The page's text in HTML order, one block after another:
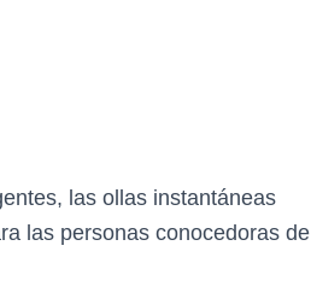
las ollas instantáneas
las personas conocedoras de